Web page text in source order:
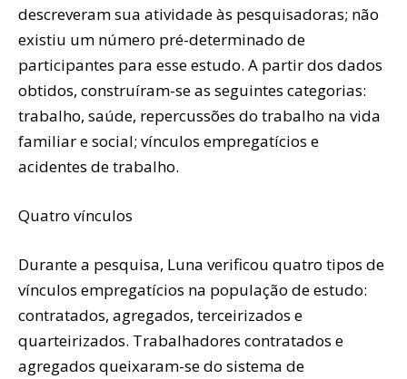
descreveram sua atividade às pesquisadoras; não
existiu um número pré-determinado de
participantes para esse estudo. A partir dos dados
obtidos, construíram-se as seguintes categorias:
trabalho, saúde, repercussões do trabalho na vida
familiar e social; vínculos empregatícios e
acidentes de trabalho.
Quatro vínculos
Durante a pesquisa, Luna verificou quatro tipos de
vínculos empregatícios na população de estudo:
contratados, agregados, terceirizados e
quarteirizados. Trabalhadores contratados e
agregados queixaram-se do sistema de